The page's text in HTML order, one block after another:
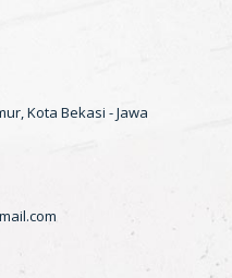
Kota Bekasi - Jawa